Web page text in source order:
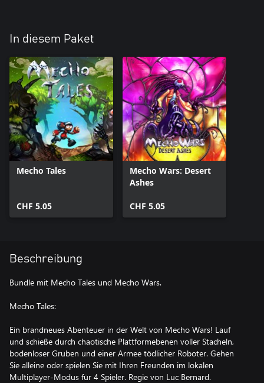
In diesem Paket
Mecho Tales
CHF 5.05
Mecho Wars: Desert
Ashes
CHF 5.05
Beschreibung
Bundle mit Mecho Tales und Mecho Wars.
Mecho Tales:
Ein brandneues Abenteuer in der Welt von Mecho Wars! Lauf
und schieße durch chaotische Plattformebenen voller Stacheln,
bodenloser Gruben und einer Armee tödlicher Roboter. Gehen
Sie alleine oder spielen Sie mit Ihren Freunden im lokalen
Multiplayer-Modus für 4 Spieler. Regie von Luc Bernard.